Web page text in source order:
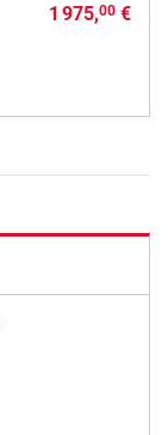
1 975,00€